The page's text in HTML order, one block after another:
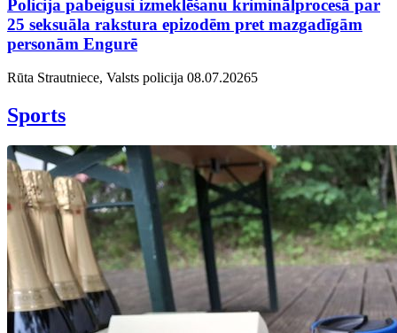
Policija pabeigusi izmeklēšanu kriminālprocesā par
25 seksuāla rakstura epizodēm pret mazgadīgām
personām Engurē
Rūta Strautniece, Valsts policija 08.07.20265
Sports